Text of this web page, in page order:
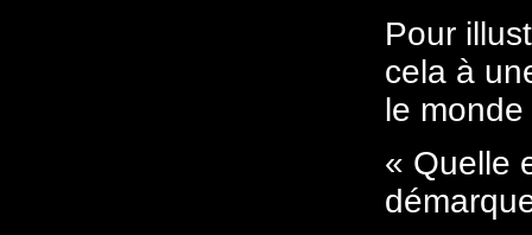
Pour
cela à
le
« Quelle